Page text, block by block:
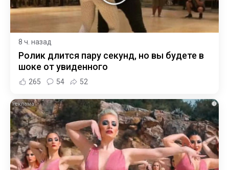
8 ч. назад
Ролик длится пару секунд, но вы будете в
шоке от увиденного
265 54 52
i